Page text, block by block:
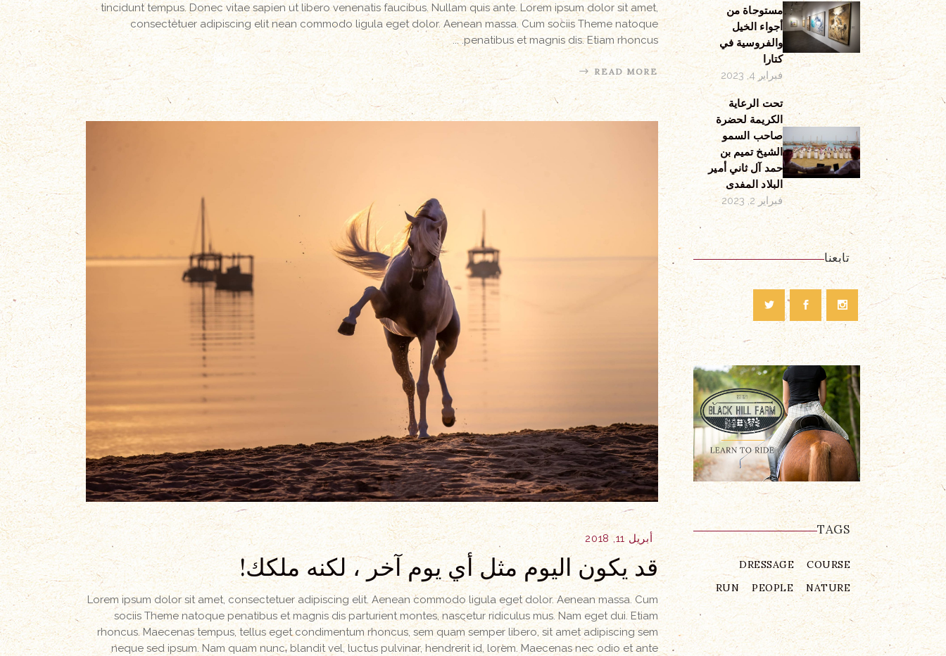
tincidunt tempus. Donec vitae sapien ut libero venenatis faucibus. Nullam quis ante. Lorem ipsum dolor sit amet,
consectetuer adipiscing elit nean commodo ligula eget dolor. Aenean massa. Cum sociis Theme natoque
penatibus et magnis dis. Etiam rhoncus.
READ MORE
أبريل 11, 2018
قد يكون اليوم مثل أي يوم آخر ، لكنه ملكك!
Lorem ipsum dolor sit amet, consectetuer adipiscing elit. Aenean commodo ligula eget dolor. Aenean massa. Cum
sociis Theme natoque penatibus et magnis dis parturient montes, nascetur ridiculus mus. Nam eget dui. Etiam
rhoncus. Maecenas tempus, tellus eget condimentum rhoncus, sem quam semper libero, sit amet adipiscing sem
neque sed ipsum. Nam quam nunc, blandit vel, luctus pulvinar, hendrerit id, lorem. Maecenas nec odio et ante
مستوحاة من
أجواء الخيل
والفروسية في
كتارا
فبراير 4, 2023
تحت الرعاية
الكريمة لحضرة
صاحب السمو
الشيخ تميم بن
حمد آل ثاني أمير
البلاد المفدى
فبراير 2, 2023
تابعنا
TAGS
COURSE
DRESSAGE
NATURE
PEOPLE
RUN